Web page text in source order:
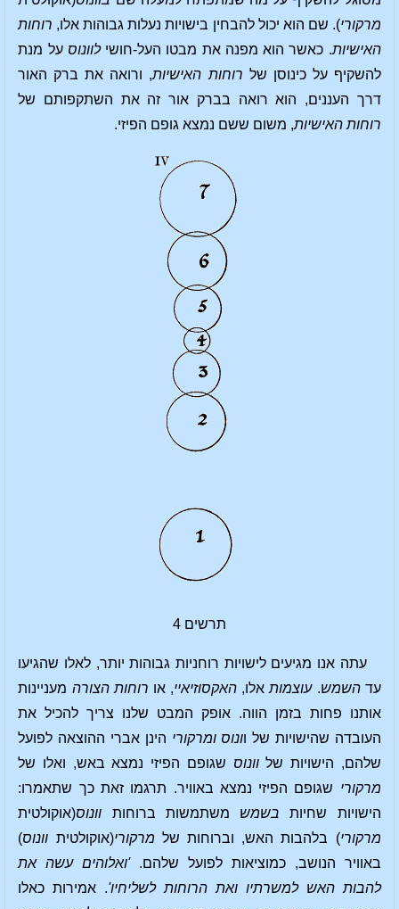
מרקורי). שם הוא יכול להבחין בישויות נעלות גבוהות אלו, רוחות
האישיות. כאשר הוא מפנה את מבטו העל-חושילוונוס על מנת
להשקיף על כינוסן של רוחות האישיות, ורואה את ברק האור
דרך העננים, הוא רואה בברק אור זה את השתקפותם של
רוחות האישיות, משום ששם נמצא גופם הפיזי.
תרשים 4
עתה אנו מגיעים לישויות רוחניות גבוהות יותר, לאלו שהגיעו
עדהשמש.עוצמותאלו, האקסוזיאיי, או רוחות הצורה מעניינות
אותנו פחות בזמן הווה. אופק המבט שלנו צריך להכיל את
העובדה שהישויות של וונוס ומרקורי הינן אברי ההוצאה לפועל
שלהם, הישויות שלוונוס שגופם הפיזי נמצא באש, ואלו של
מרקורי שגופם הפיזי נמצא באוויר. תרגמו זאת כך שתאמרו:
הישויות שחיות בשמש משתמשות ברוחות וונוס(אוקולטית
מרקורי) בלהבות האש, וברוחות של מרקורי(אוקולטית וונוס)
באוויר הנושב, כמוציאות לפועל שלהם.'ואלוהים עשה את
להבות האש למשרתיו ואת הרוחות לשליחיו'. אמירות כאלו